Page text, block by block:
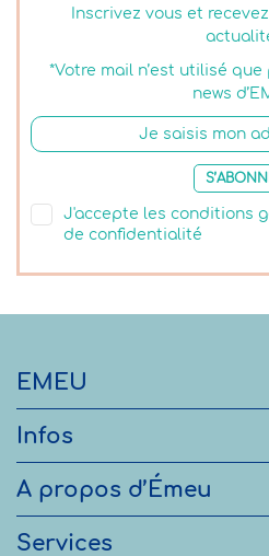
Inscrivez vous et
*Votre mail n’est utilisé
news
J'accepte les conditions
de confidentialité
EMEU
Infos
A propos d’Émeu
Services